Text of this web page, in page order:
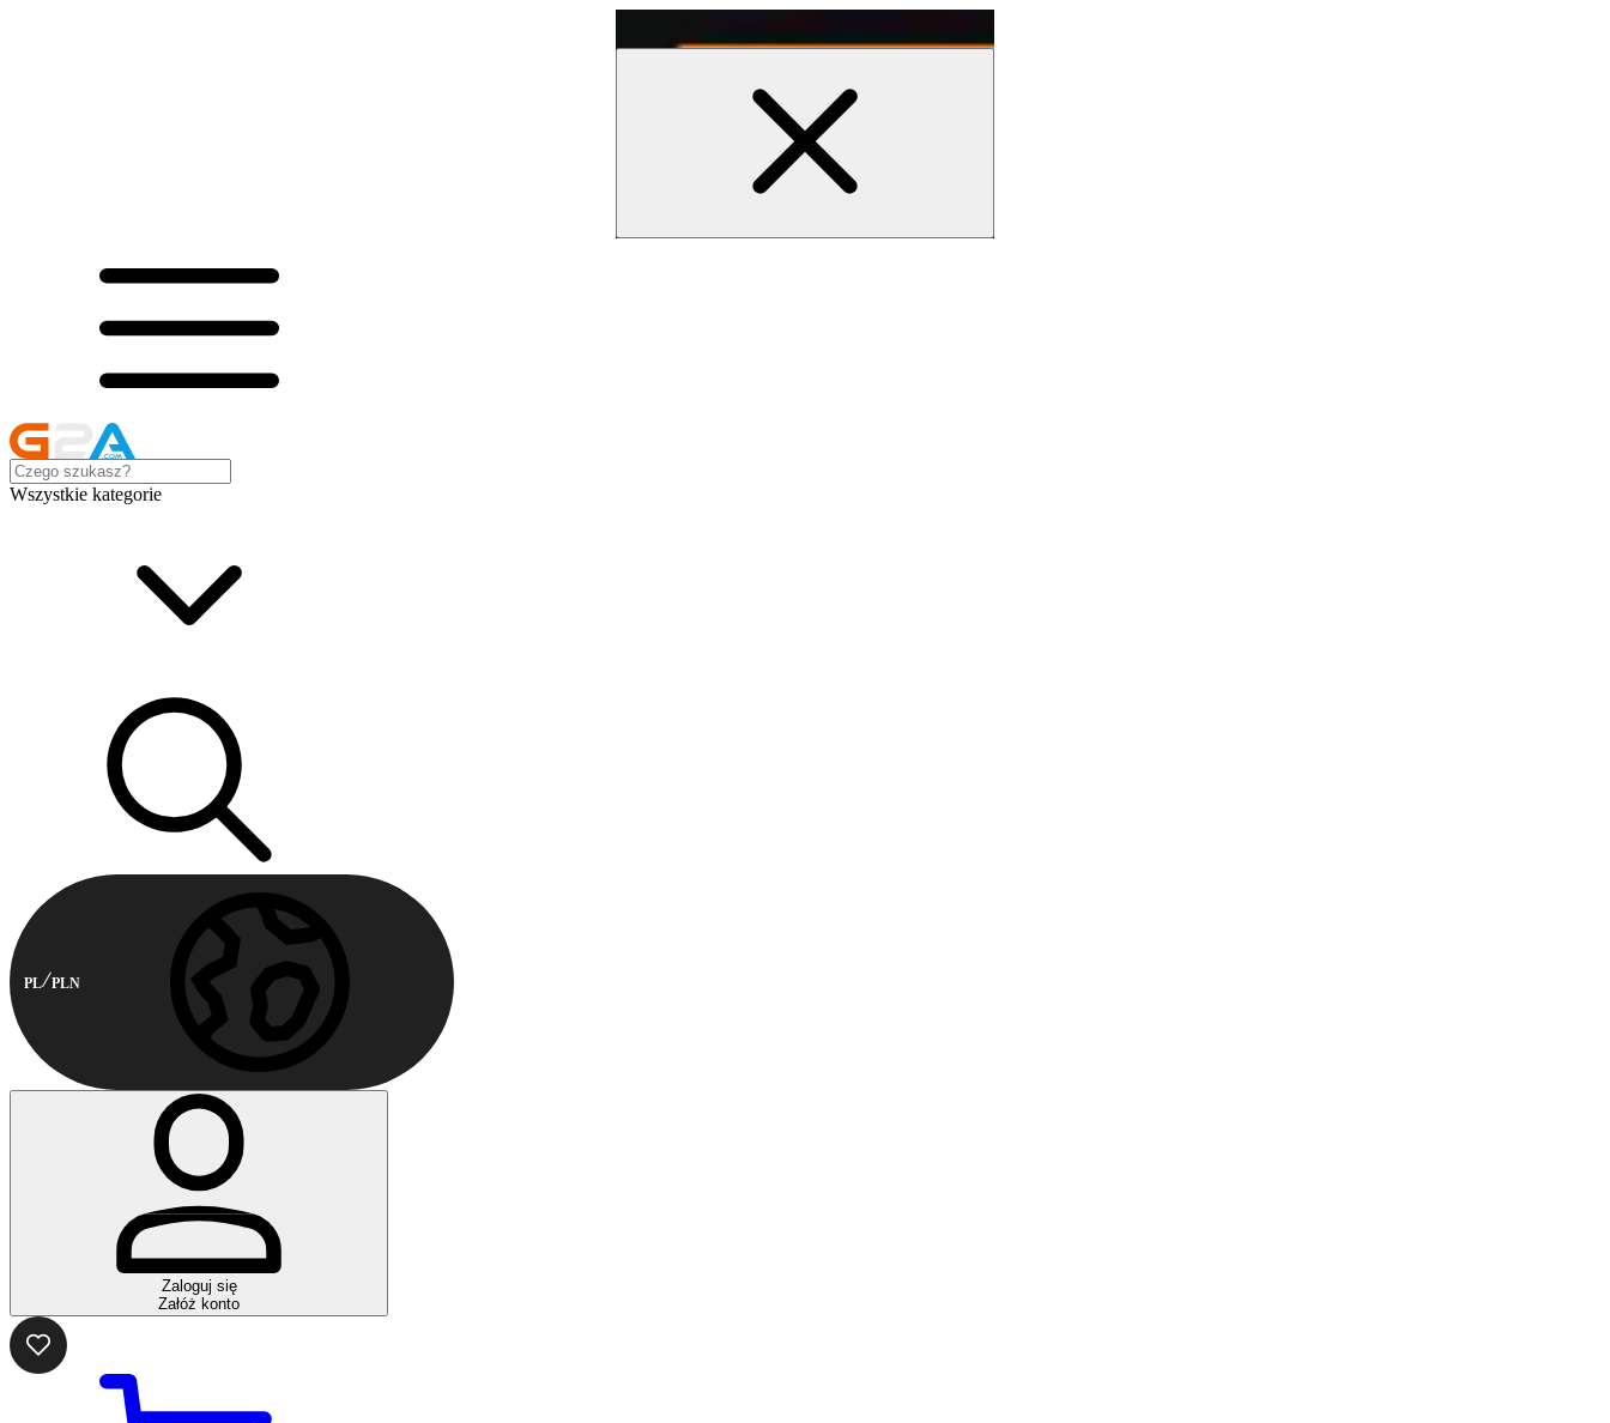
Wszystkie kategorie
PL PLN
Zaloguj się
Załóż konto